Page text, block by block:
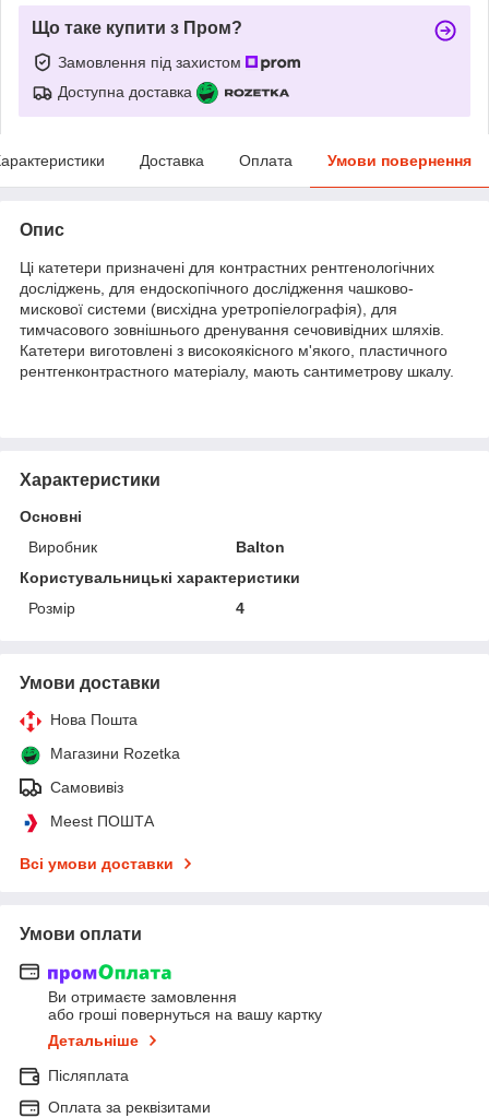
Що таке купити з Пром?
Замовлення під захистом
Доступна доставка
Доставка Оплата Умови повернення
Опис
Ці катетери призначені для контрастних рентгенологічних
досліджень, для ендоскопічного дослідження чашково-
мискової системи (висхідна уретропіелографія), для
тимчасового зовнішнього дренування сечовивідних шляхів.
Катетери виготовлені з високоякісного м'якого, пластичного
рентгенконтрастного матеріалу, мають сантиметрову шкалу.
Характеристики
Основні
Виробник
Balton
Користувальницькі характеристики
Розмір
4
Умови доставки
Нова Пошта
Магазини Rozetka
Самовивіз
Meest ПОШТА
Всі умови доставки
Умови оплати
Ви отримаєте замовлення
або гроші повернуться на вашу картку
Детальніше
Післяплата
Оплата за реквізитами